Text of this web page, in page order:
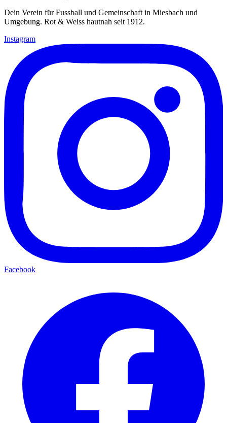
Dein Verein für Fussball und Gemeinschaft in Miesbach und
Umgebung. Rot & Weiss hautnah seit 1912.
Instagram
Facebook